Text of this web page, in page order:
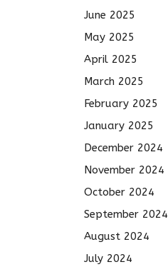
June 2025
May 2025
April 2025
March 2025
February 2025
January 2025
December 2024
November 2024
October 2024
September 2024
August 2024
July 2024